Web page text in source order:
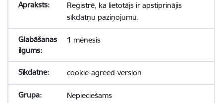
Reģistrē, ka lietotājs ir apstiprinājis
sīkdatņu paziņojumu.
1 mēnesis
cookie-agreed-version
Nepieciešams